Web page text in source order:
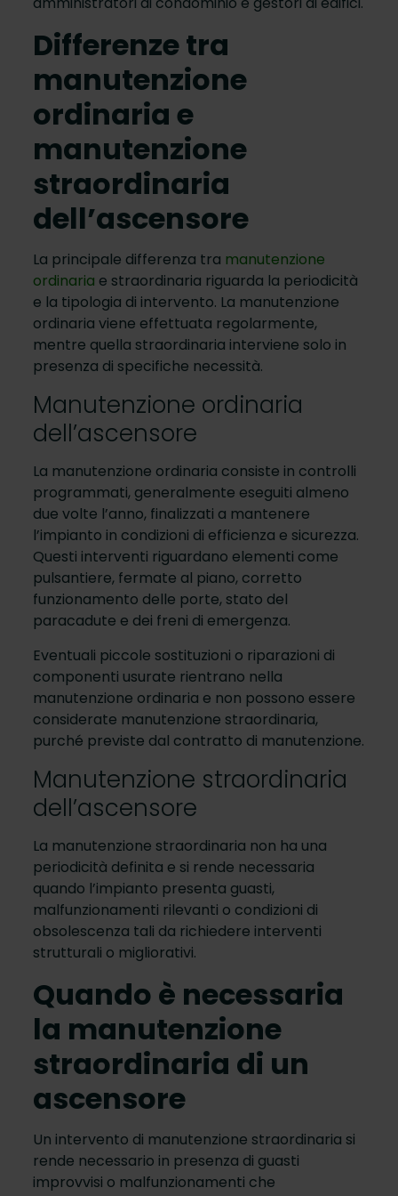
Differenze tra
manutenzione
ordinaria e
manutenzione
straordinaria
dell’ascensore
La principale differenza tra manutenzione
ordinaria e straordinaria riguarda la periodicità
e la tipologia di intervento. La manutenzione
ordinaria viene effettuata regolarmente,
mentre quella straordinaria interviene solo in
presenza di specifiche necessità.
Manutenzione ordinaria
dell’ascensore
La manutenzione ordinaria consiste in controlli
programmati, generalmente eseguiti almeno
due volte l’anno, finalizzati a mantenere
l’impianto in condizioni di efficienza e sicurezza.
Questi interventi riguardano elementi come
pulsantiere, fermate al piano, corretto
funzionamento delle porte, stato del
paracadute e dei freni di emergenza.
Eventuali piccole sostituzioni o riparazioni di
componenti usurate rientrano nella
manutenzione ordinaria e non possono essere
considerate manutenzione straordinaria,
purché previste dal contratto di manutenzione.
Manutenzione straordinaria
dell’ascensore
La manutenzione straordinaria non ha una
periodicità definita e si rende necessaria
quando l’impianto presenta guasti,
malfunzionamenti rilevanti o condizioni di
obsolescenza tali da richiedere interventi
strutturali o migliorativi.
Quando è necessaria
la manutenzione
straordinaria di un
ascensore
Un intervento di manutenzione straordinaria si
rende necessario in presenza di guasti
improvvisi o malfunzionamenti che